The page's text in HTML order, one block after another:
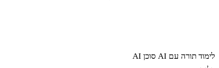
לימוד תורה עם AI
סוכן AI